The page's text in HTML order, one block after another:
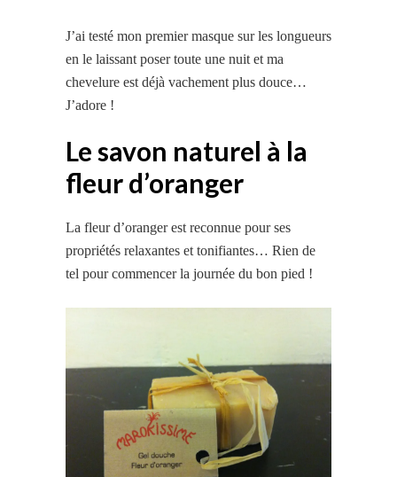
J’ai testé mon premier masque sur les longueurs
en le laissant poser toute une nuit et ma
chevelure est déjà vachement plus douce…
J’adore !
Le savon naturel à la
fleur d’oranger
La fleur d’oranger est reconnue pour ses
propriétés relaxantes et tonifiantes… Rien de
tel pour commencer la journée du bon pied !